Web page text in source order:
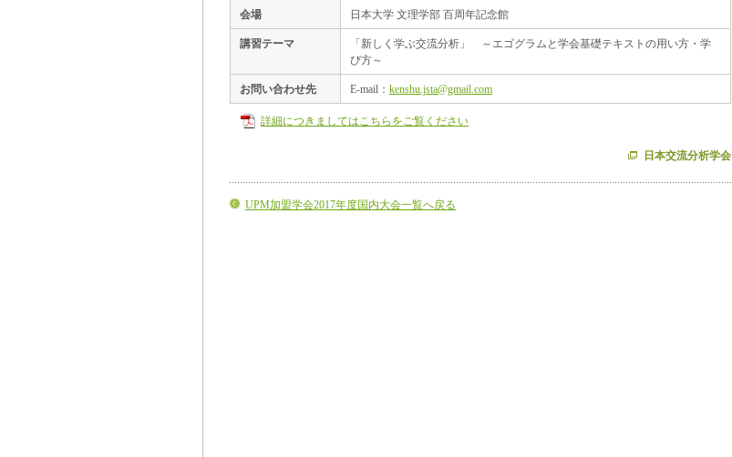
会場 日本大学 文理学部 百周年記念館
講習テーマ
「新しく学ぶ交流分析」 ～エゴグラムと学会基礎テキストの用い方・学
び方～
お問い合わせ先 E-mail： kenshu.jsta@gmail.com
詳細につきましてはこちらをご覧ください
日本交流分析学会
UPM加盟学会2017年度国内大会一覧へ戻る